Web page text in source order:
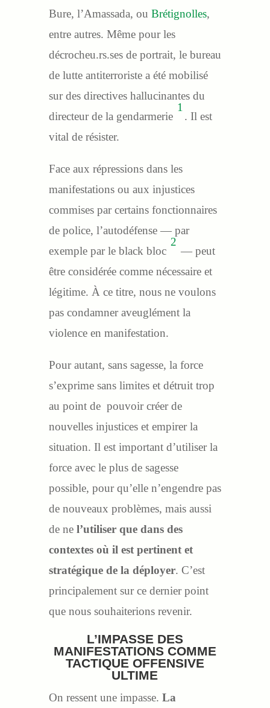
Bure, l’Amassada, ou Brétignolles,
entre autres. Même pour les
décrocheu.rs.ses de portrait, le bureau
de lutte antiterroriste a été mobilisé
sur des directives hallucinantes du
directeur de la gendarmerie
1
. Il est
vital de résister.
Face aux répressions dans les
manifestations ou aux injustices
commises par certains fonctionnaires
de police, l’autodéfense — par
exemple par le black bloc
2
— peut
être considérée comme nécessaire et
légitime. À ce titre, nous ne voulons
pas condamner aveuglément la
violence en manifestation.
Pour autant, sans sagesse, la force
s’exprime sans limites et détruit trop
au point de pouvoir créer de
nouvelles injustices et empirer la
situation. Il est important d’utiliser la
force avec le plus de sagesse
possible, pour qu’elle n’engendre pas
de nouveaux problèmes, mais aussi
de ne l’utiliser que dans des
contextes où il est pertinent et
stratégique de la déployer. C’est
principalement sur ce dernier point
que nous souhaiterions revenir.
L’IMPASSE DES
MANIFESTATIONS COMME
TACTIQUE OFFENSIVE
ULTIME
On ressent une impasse. La